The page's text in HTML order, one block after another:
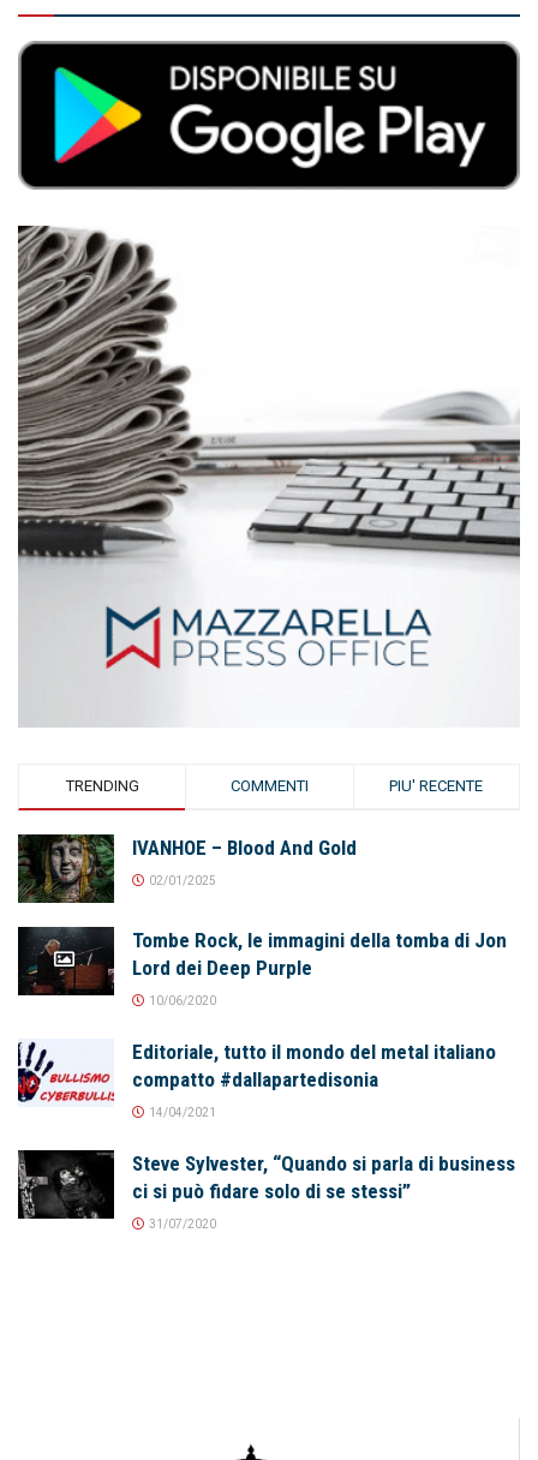
TRENDING COMMENTI PIU' RECENTE
IVANHOE – Blood And Gold
02/01/2025
Tombe Rock, le immagini della tomba di Jon
Lord dei Deep Purple
10/06/2020
Editoriale, tutto il mondo del metal italiano
compatto #dallapartedisonia
14/04/2021
Steve Sylvester, “Quando si parla di business
ci si può fidare solo di se stessi”
31/07/2020